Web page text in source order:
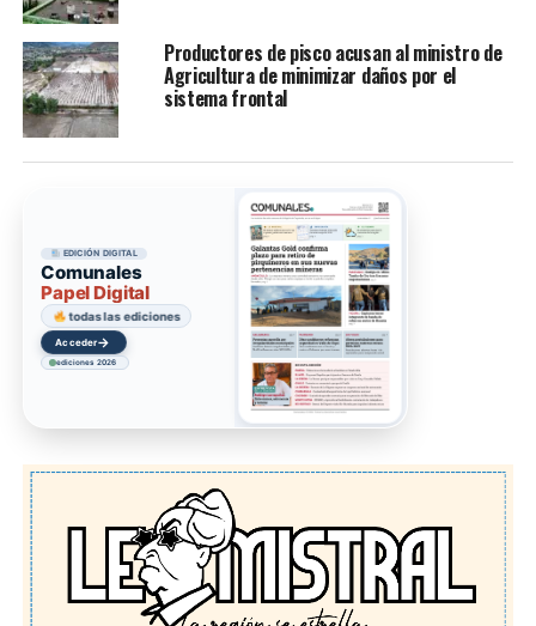
Productores de pisco acusan al ministro de
Agricultura de minimizar daños por el
sistema frontal
EDICIÓN DIGITAL
Comunales
Papel Digital
todas las ediciones
Acceder→
ediciones 2026